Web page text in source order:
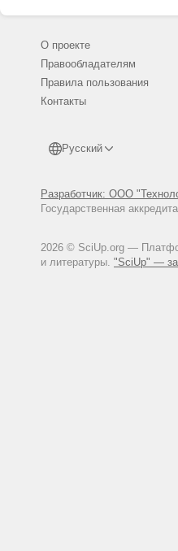
О проекте
Правообладателям
Правила пользования
Контакты
Русский
Разработчик: ООО
Государственная
2026 © SciUp.org —
и литературы. "SciUp" —